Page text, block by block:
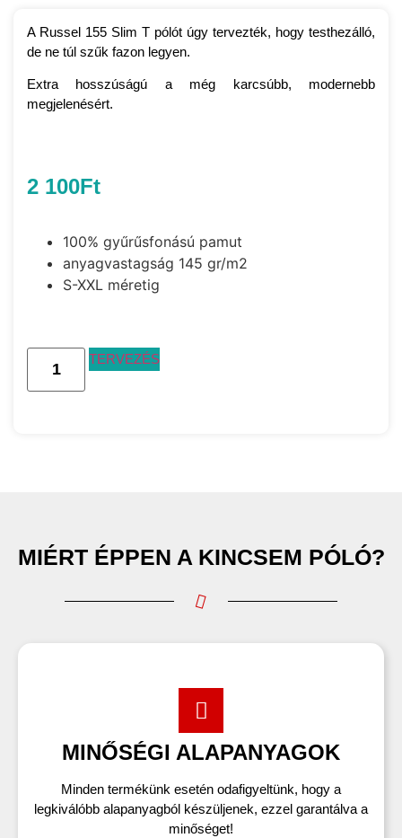
A Russel 155 Slim T pólót úgy tervezték, hogy testhezálló,
de ne túl szűk fazon legyen.
Extra hosszúságú a még karcsúbb, modernebb
megjelenésért.
2 100Ft
100% gyűrűsfonású pamut
anyagvastagság 145 gr/m2
S-XXL méretig
TERVEZÉS
MIÉRT ÉPPEN A KINCSEM PÓLÓ?
MINŐSÉGI ALAPANYAGOK
Minden termékünk esetén odafigyeltünk, hogy a
legkiválóbb alapanyagból készüljenek, ezzel garantálva a
minőséget!